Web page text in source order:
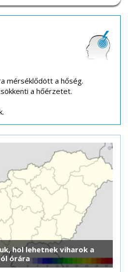
mérséklődött a hőség.
a hőérzetet.
hol lehetnek viharok a
órára